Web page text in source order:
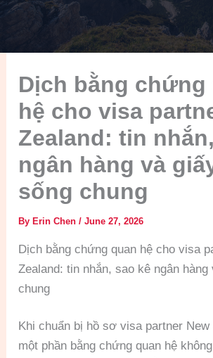
Dịch bằng chứng
hệ cho visa
Zealand: tin
ngân hàng và
sống chung
ByErin Chen/June 27, 2026
Dịch bằng chứng quan hệ cho visa
Zealand: tin nhắn, sao kê ngân
chung
Khi chuẩn bị hồ sơ visa partner New
một phần bằng chứng quan hệ